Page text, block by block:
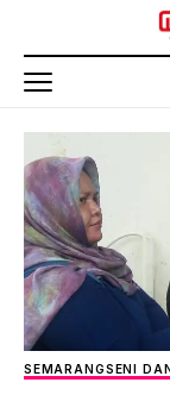
SEMARANGSENI